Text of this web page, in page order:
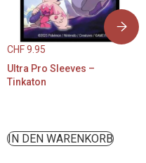
CHF9.95
Ultra Pro Sleeves –
Tinkaton
IN DEN WARENKORB